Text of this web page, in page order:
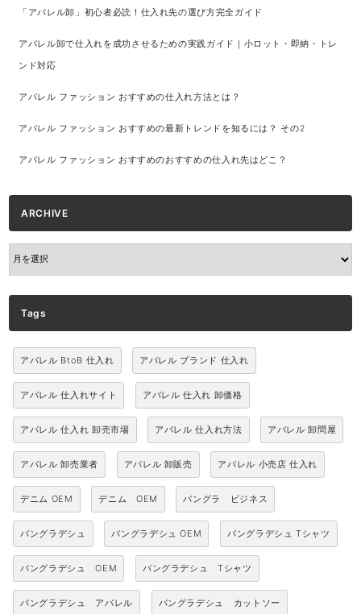
「アパレル卸」初心者必読！仕入れ先の選び方完全ガイド
アパレル卸で仕入れを成功させるための実践ガイド｜小ロット・即納・トレ
ンド対応
アパレル ファッション おすすめの仕入れ方法とは？
アパレル ファッション おすすめの最新トレンドを知るには？ その2
アパレル ファッション おすすめのおすすめの仕入れ先はどこ？
ARCHIVE
ARCHIVE
Tags
アパレル BtoB 仕入れ アパレル ブランド 仕入れ
アパレル 仕入れサイト アパレル 仕入れ 卸価格
アパレル 仕入れ 卸売市場 アパレル 仕入れ方法 アパレル 卸問屋
アパレル 卸売業者 アパレル 卸販売 アパレル 小売店 仕入れ
デニム OEM デニム OEM バングラ ビジネス
バングラデシュ バングラデシュ OEM バングラデシュ Tシャツ
バングラデシュ OEM バングラデシュ Tシャツ
バングラデシュ アパレル バングラデシュ カットソー